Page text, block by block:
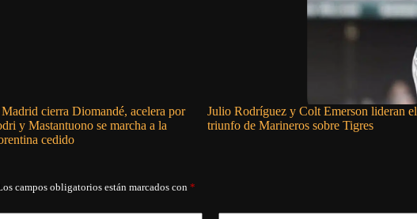
cierra Diomandé, acelera por
y Mastantuono se marcha a la
cedido
Julio Rodríguez y Colt Emerson lideran el
triunfo de Marineros sobre Tigres
campos obligatorios están marcados con*